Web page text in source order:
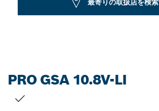
PRO GSA 10.8V-LI